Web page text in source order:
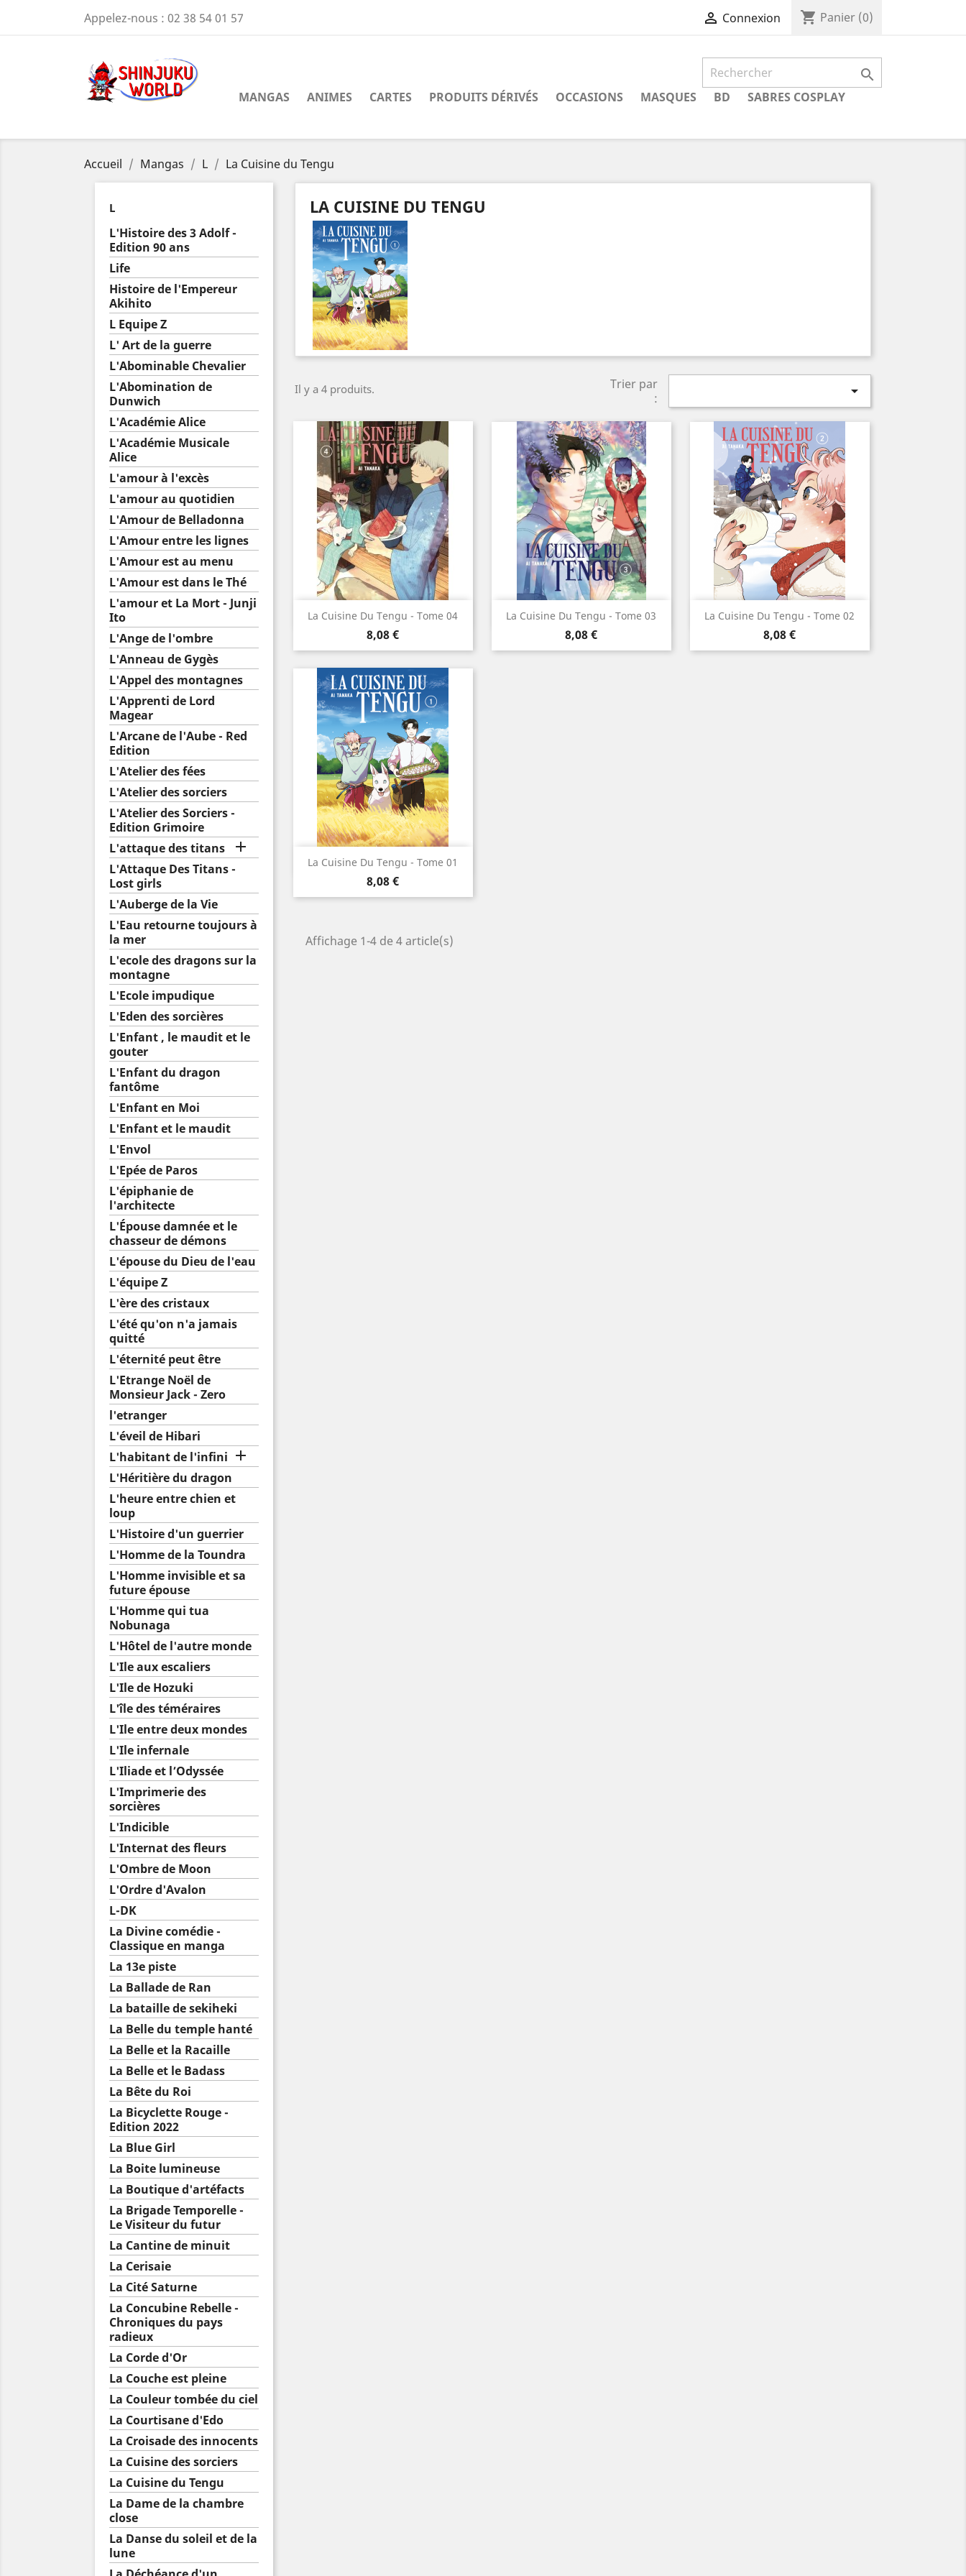
Appelez-nous : 02 38 54 01 57  Connexion shopping_cart Panier (0)

MANGAS ANIMES CARTES PRODUITS DÉRIVÉS OCCASIONS MASQUES BD SABRES COSPLAY
Accueil Mangas L La Cuisine du Tengu
L
L'Histoire des 3 Adolf -
Edition 90 ans
Life
Histoire de l'Empereur
Akihito
L Equipe Z
L' Art de la guerre
L'Abominable Chevalier
L'Abomination de
Dunwich
L'Académie Alice
L'Académie Musicale
Alice
L'amour à l'excès
L'amour au quotidien
L'Amour de Belladonna
L'Amour entre les lignes
L'Amour est au menu
L'Amour est dans le Thé
L'amour et La Mort - Junji
Ito
L'Ange de l'ombre
L'Anneau de Gygès
L'Appel des montagnes
L'Apprenti de Lord
Magear
L'Arcane de l'Aube - Red
Edition
L'Atelier des fées
L'Atelier des sorciers
L'Atelier des Sorciers -
Edition Grimoire
L'attaque des titans

L'Attaque Des Titans -
Lost girls
L'Auberge de la Vie
L'Eau retourne toujours à
la mer
L'ecole des dragons sur la
montagne
L'Ecole impudique
L'Eden des sorcières
L'Enfant , le maudit et le
gouter
L'Enfant du dragon
fantôme
L'Enfant en Moi
L'Enfant et le maudit
L'Envol
L'Epée de Paros
L'épiphanie de
l'architecte
L'Épouse damnée et le
chasseur de démons
L'épouse du Dieu de l'eau
L'équipe Z
L'ère des cristaux
L'été qu'on n'a jamais
quitté
L'éternité peut être
L'Etrange Noël de
Monsieur Jack - Zero
l'etranger
L'éveil de Hibari
L'habitant de l'infini 
L'Héritière du dragon
L'heure entre chien et
loup
L'Histoire d'un guerrier
L'Homme de la Toundra
L'Homme invisible et sa
future épouse
L'Homme qui tua
Nobunaga
L'Hôtel de l'autre monde
L'Ile aux escaliers
L'Ile de Hozuki
L'île des téméraires
L'Ile entre deux mondes
L'Ile infernale
L'Iliade et l’Odyssée
L'Imprimerie des
sorcières
L'Indicible
L'Internat des fleurs
L'Ombre de Moon
L'Ordre d'Avalon
L-DK
La Divine comédie -
Classique en manga
La 13e piste
La Ballade de Ran
La bataille de sekiheki
La Belle du temple hanté
La Belle et la Racaille
La Belle et le Badass
La Bête du Roi
La Bicyclette Rouge -
Edition 2022
La Blue Girl
La Boite lumineuse
La Boutique d'artéfacts
La Brigade Temporelle -
Le Visiteur du futur
La Cantine de minuit
La Cerisaie
La Cité Saturne
La Concubine Rebelle -
Chroniques du pays
radieux
La Corde d'Or
La Couche est pleine
La Couleur tombée du ciel
La Courtisane d'Edo
La Croisade des innocents
La Cuisine des sorciers
La Cuisine du Tengu
La Dame de la chambre
close
La Danse du soleil et de la
lune
LA CUISINE DU TENGU
Il y a 4 produits.
Trier par
:

La Cuisine Du Tengu - Tome 04
Prix
8,08 €
Aperçu rapide La Cuisine Du Tengu - Tome 03
Prix
8,08 €
Aperçu rapide La Cuisine Du Tengu - Tome 02
Prix
8,08 €
Aperçu rapide
La Cuisine Du Tengu - Tome 01
Prix
8,08 €
Aperçu rapide
Affichage 1-4 de 4 article(s)